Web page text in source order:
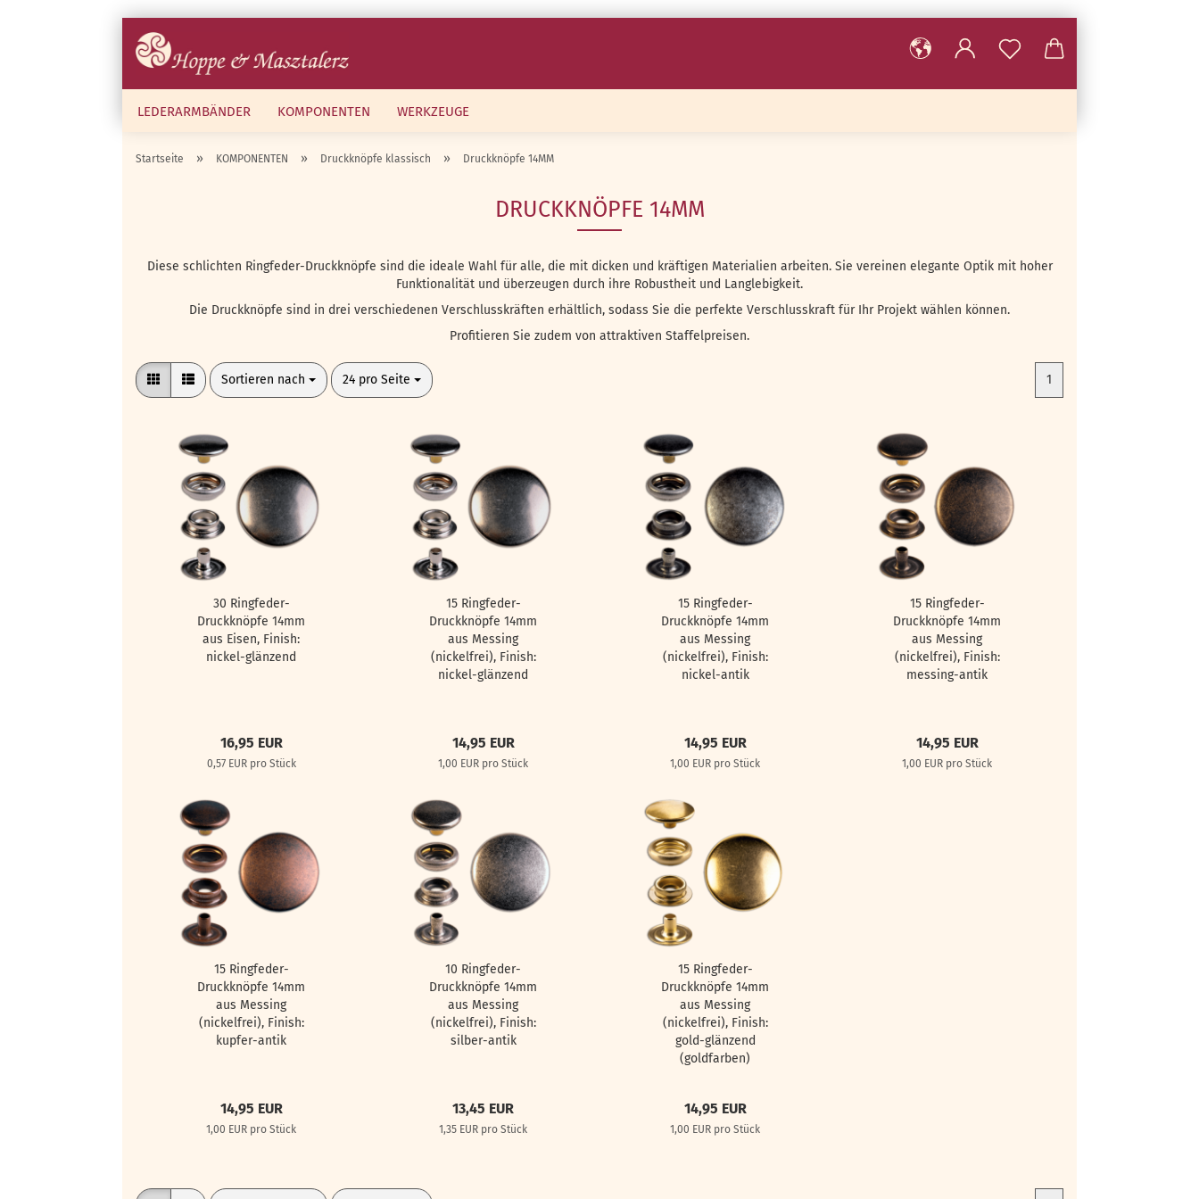
LEDERARMBÄNDER KOMPONENTEN WERKZEUGE
Startseite » KOMPONENTEN » Druckknöpfe klassisch » Druckknöpfe 14MM
DRUCKKNÖPFE 14MM
Diese schlichten Ringfeder-Druckknöpfe sind die ideale Wahl für alle, die mit dicken und kräftigen Materialien arbeiten. Sie vereinen elegante Optik mit hoher
Funktionalität und überzeugen durch ihre Robustheit und Langlebigkeit.
Die Druckknöpfe sind in drei verschiedenen Verschlusskräften erhältlich, sodass Sie die perfekte Verschlusskraft für Ihr Projekt wählen können.
Profitieren Sie zudem von attraktiven Staffelpreisen.
Sortieren nach
Sortieren nach 24 pro Seite
pro Seite 1
30 Ringfeder-
Druckknöpfe 14mm
aus Eisen, Finish:
nickel-glänzend
16,95 EUR
0,57 EUR pro Stück
15 Ringfeder-
Druckknöpfe 14mm
aus Messing
(nickelfrei), Finish:
nickel-glänzend
14,95 EUR
1,00 EUR pro Stück
15 Ringfeder-
Druckknöpfe 14mm
aus Messing
(nickelfrei), Finish:
nickel-antik
14,95 EUR
1,00 EUR pro Stück
15 Ringfeder-
Druckknöpfe 14mm
aus Messing
(nickelfrei), Finish:
messing-antik
14,95 EUR
1,00 EUR pro Stück
15 Ringfeder-
Druckknöpfe 14mm
aus Messing
(nickelfrei), Finish:
kupfer-antik
14,95 EUR
1,00 EUR pro Stück
10 Ringfeder-
Druckknöpfe 14mm
aus Messing
(nickelfrei), Finish:
silber-antik
13,45 EUR
1,35 EUR pro Stück
15 Ringfeder-
Druckknöpfe 14mm
aus Messing
(nickelfrei), Finish:
gold-glänzend
(goldfarben)
14,95 EUR
1,00 EUR pro Stück